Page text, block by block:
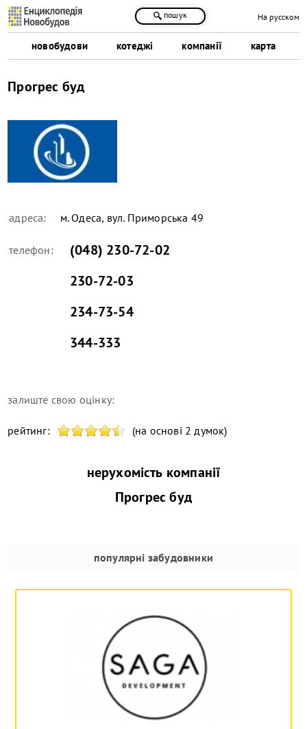
новобудови котеджі компанії карта
пошук На русском
Прогрес буд
адреса: м. Одеса, вул. Приморська 49
телефон:
(048) 230-72-02
230-72-03
234-73-54
344-333
залиште свою оцінку:
рейтинг: (на основі 2 думок)
нерухомість компанії
Прогрес буд
популярні забудовники